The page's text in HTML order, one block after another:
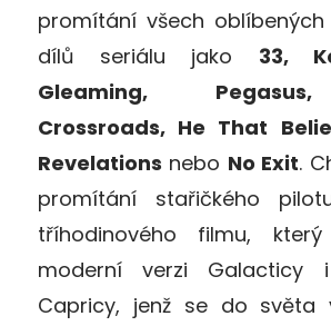
promítání všech
dílů seriálu jako 33,
Gleaming,
Crossroads, He That
Revelations nebo No Exit.
promítání stařičkého
tříhodinového filmu,
moderní verzi Galacticy
Capricy, jenž se do světa